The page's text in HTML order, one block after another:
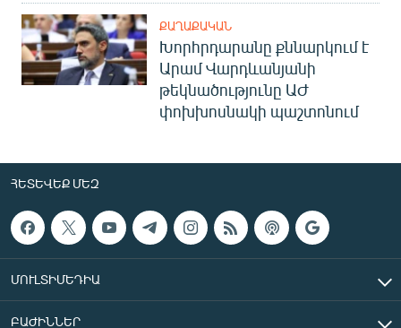
ՔԱՂԱՔԱԿԱՆ
Խորհրդարանը քննարկում է
Արամ Վարդևանյանի
թեկնածությունը ԱԺ
փոխխոսնակի պաշտոնում
ՀԵՏԵՎԵՔ ՄԵԶ
ՄՈՒԼՏԻՄԵԴԻԱ
ԲԱԺԻՆՆԵՐ